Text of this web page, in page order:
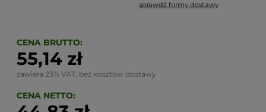
Cena nie zawiera ewentualnych kosztów płatności
sprawdź formy dostawy
CENA BRUTTO:
55,14 zł
zawiera 23% VAT, bez kosztów dostawy
CENA NETTO: